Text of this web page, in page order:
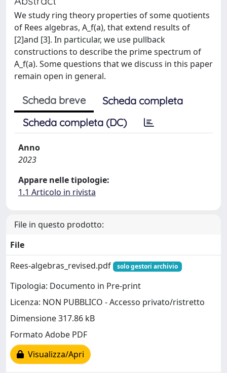
We study ring theory properties of some quotients
of Rees algebras, A_f(a), that extend results of
[2]and [3]. In particular, we use pullback
constructions to describe the prime spectrum of
A_f(a). Some questions that we discuss in this paper
remain open in general.
Scheda breve
Scheda completa
Scheda completa (DC)
Anno
2023
Appare nelle tipologie:
1.1 Articolo in rivista
File in questo prodotto:
File
Rees-algebras_revised.pdf
solo gestori archivio
Tipologia: Documento in Pre-print
Licenza: NON PUBBLICO - Accesso privato/ristretto
Dimensione 317.86 kB
Formato Adobe PDF
Visualizza/Apri